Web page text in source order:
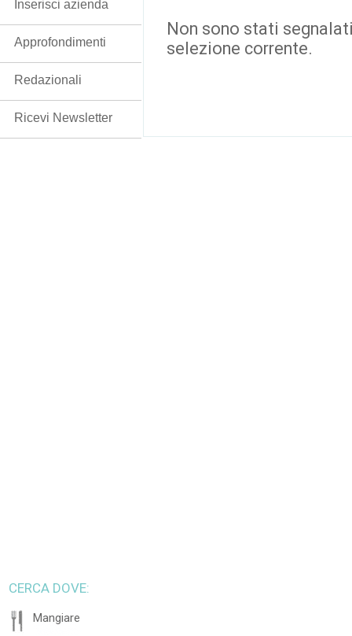
Non sono stati
selezione corrente.
Inserisci azienda
Approfondimenti
Redazionali
Ricevi Newsletter
CERCA DOVE:
Mangiare